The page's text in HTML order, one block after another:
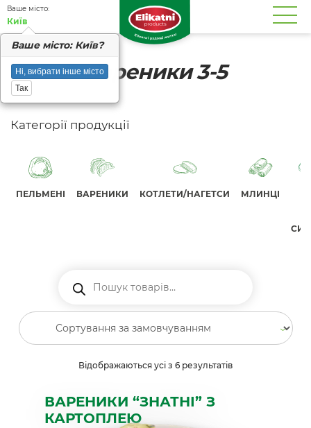
Вашe місто:
Київ
Вашe місто: Київ?
Ні, вибрати інше місто
Так
Вареники 3-5
Категорії продукції
ПЕЛЬМЕНІ ВАРЕНИКИ КОТЛЕТИ/НАГЕТСИ МЛИНЦІ
товарів
Відображаються усі з 6 результатів
ВАРЕНИКИ “ЗНАТНІ” З
КАРТОПЛЕЮ